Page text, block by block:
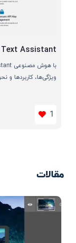
Assistant
ویژگی‌ها، کاربردها و
1
مقالات